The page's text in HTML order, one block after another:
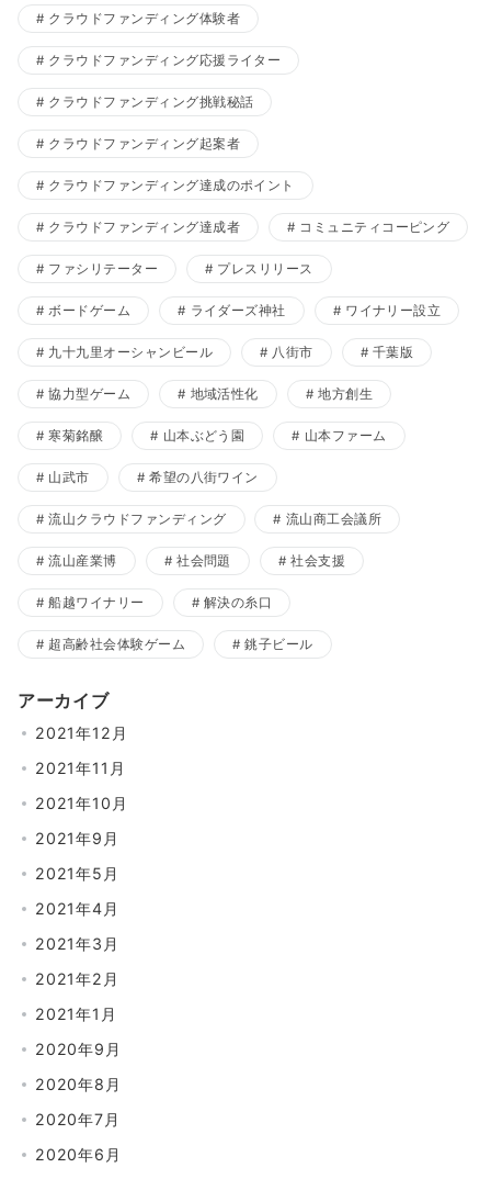
クラウドファンディング体験者
クラウドファンディング応援ライター
クラウドファンディング挑戦秘話
クラウドファンディング起案者
クラウドファンディング達成のポイント
クラウドファンディング達成者 コミュニティコーピング
ファシリテーター プレスリリース
ボードゲーム ライダーズ神社 ワイナリー設立
九十九里オーシャンビール 八街市 千葉版
協力型ゲーム 地域活性化 地方創生
寒菊銘醸 山本ぶどう園 山本ファーム
山武市 希望の八街ワイン
流山クラウドファンディング 流山商工会議所
流山産業博 社会問題 社会支援
船越ワイナリー 解決の糸口
超高齢社会体験ゲーム 銚子ビール
アーカイブ
2021年12月
2021年11月
2021年10月
2021年9月
2021年5月
2021年4月
2021年3月
2021年2月
2021年1月
2020年9月
2020年8月
2020年7月
2020年6月